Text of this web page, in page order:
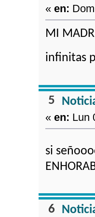
«en:
MI
infinitas
5
«en: Lun
si
6